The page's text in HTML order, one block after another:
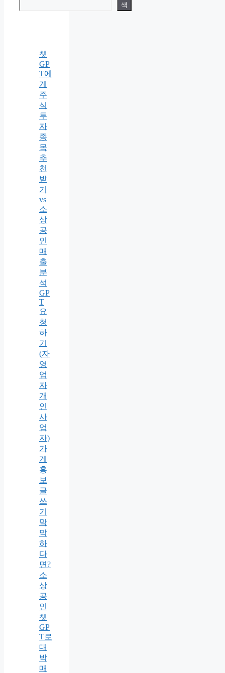
색
챗
GP
T에
게
주
식
투
자
종
목
추
천
받
기
vs
소
상
공
인
매
출
분
석
GP
T
요
청
하
기
(자
영
업
자
개
인
사
업
자)
가
게
홍
보
글
쓰
기
막
막
하
다
면?
소
상
공
인
챗
GP
T로
대
박
매